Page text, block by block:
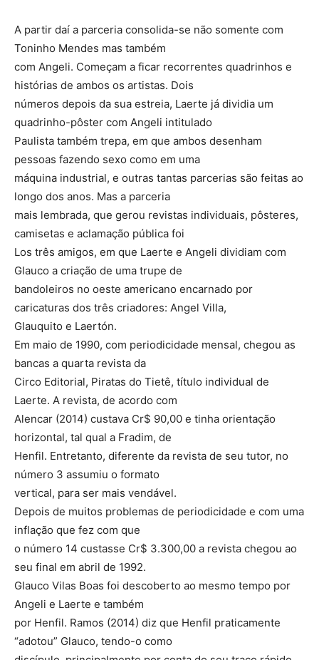
A partir daí a parceria consolida-se não somente com
Toninho Mendes mas também
com Angeli. Começam a ficar recorrentes quadrinhos e
histórias de ambos os artistas. Dois
números depois da sua estreia, Laerte já dividia um
quadrinho-pôster com Angeli intitulado
Paulista também trepa, em que ambos desenham
pessoas fazendo sexo como em uma
máquina industrial, e outras tantas parcerias são feitas ao
longo dos anos. Mas a parceria
mais lembrada, que gerou revistas individuais, pôsteres,
camisetas e aclamação pública foi
Los três amigos, em que Laerte e Angeli dividiam com
Glauco a criação de uma trupe de
bandoleiros no oeste americano encarnado por
caricaturas dos três criadores: Angel Villa,
Glauquito e Laertón.
Em maio de 1990, com periodicidade mensal, chegou as
bancas a quarta revista da
Circo Editorial, Piratas do Tietê, título individual de
Laerte. A revista, de acordo com
Alencar (2014) custava Cr$ 90,00 e tinha orientação
horizontal, tal qual a Fradim, de
Henfil. Entretanto, diferente da revista de seu tutor, no
número 3 assumiu o formato
vertical, para ser mais vendável.
Depois de muitos problemas de periodicidade e com uma
inflação que fez com que
o número 14 custasse Cr$ 3.300,00 a revista chegou ao
seu final em abril de 1992.
Glauco Vilas Boas foi descoberto ao mesmo tempo por
Angeli e Laerte e também
por Henfil. Ramos (2014) diz que Henfil praticamente
“adotou” Glauco, tendo-o como